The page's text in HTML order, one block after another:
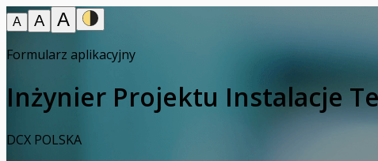
A A A
Formularz aplikacyjny
Inżynier Projektu Instalacje
DCX POLSKA